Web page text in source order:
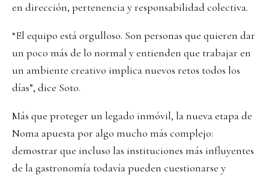
en dirección, pertenencia y responsabilidad colectiva.
“El equipo está orgulloso. Son personas que quieren dar
un poco más de lo normal y entienden que trabajar en
un ambiente creativo implica nuevos retos todos los
días”, dice Soto.
Más que proteger un legado inmóvil, la nueva etapa de
Noma apuesta por algo mucho más complejo:
demostrar que incluso las instituciones más influyentes
de la gastronomía todavía pueden cuestionarse y